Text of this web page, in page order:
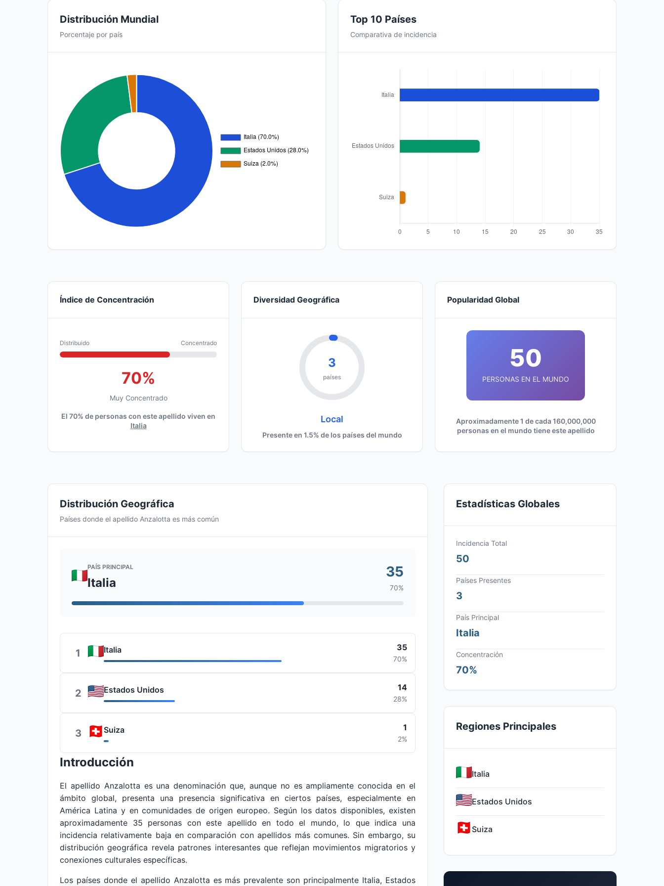
Distribución Mundial
Porcentaje por país
Top 10 Países
Comparativa de incidencia
Índice de Concentración
Distribuido Concentrado
70%
Muy Concentrado
El 70% de personas con este apellido viven en
Italia
Diversidad Geográfica
3
países
Local
Presente en 1.5% de los países del mundo
Popularidad Global
50
PERSONAS EN EL MUNDO
Aproximadamente 1 de cada 160,000,000
personas en el mundo tiene este apellido
Distribución Geográfica
Países donde el apellido Anzalotta es más común
PAÍS PRINCIPAL
Italia
35
70%
1 Italia 35
70%
2 Estados Unidos 14
28%
3 Suiza 1
2%
Introducción
El apellido Anzalotta es una denominación que, aunque no es ampliamente conocida en el
ámbito global, presenta una presencia significativa en ciertos países, especialmente en
América Latina y en comunidades de origen europeo. Según los datos disponibles, existen
aproximadamente 35 personas con este apellido en todo el mundo, lo que indica una
incidencia relativamente baja en comparación con apellidos más comunes. Sin embargo, su
distribución geográfica revela patrones interesantes que reflejan movimientos migratorios y
conexiones culturales específicas.
Los países donde el apellido Anzalotta es más prevalente son principalmente Italia, Estados
Estadísticas Globales
Incidencia Total
50
Países Presentes
3
País Principal
Italia
Concentración
70%
Regiones Principales
Italia
Estados Unidos
Suiza